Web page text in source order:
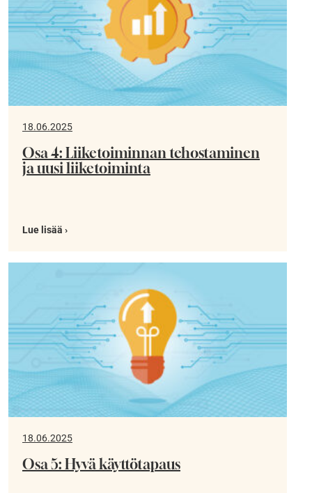
18.06.2025
Osa 4: Liiketoiminnan tehostaminen
ja uusi liiketoiminta
Lue lisää ›
18.06.2025
Osa 5: Hyvä käyttötapaus